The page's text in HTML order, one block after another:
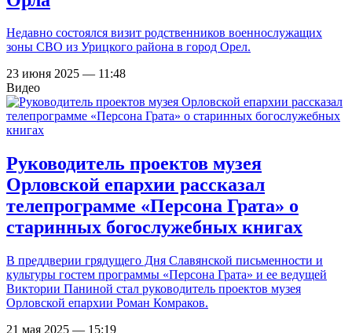
Недавно состоялся визит родственников военнослужащих
зоны СВО из Урицкого района в город Орел.
23 июня 2025 — 11:48
Видео
Руководитель проектов музея
Орловской епархии рассказал
телепрограмме «Персона Грата» о
старинных богослужебных книгах
В преддверии грядущего Дня Славянской письменности и
культуры гостем программы «Персона Грата» и ее ведущей
Виктории Паниной стал руководитель проектов музея
Орловской епархии Роман Комраков.
21 мая 2025 — 15:19